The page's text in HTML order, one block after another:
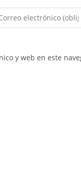
y web en este